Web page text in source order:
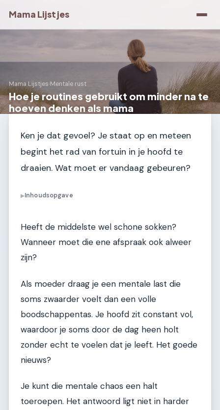
Mama Lijstjes
Mama Lijstjes›Mentale rust
Hoe je routines gebruikt om minder na te
hoeven denken als mama
Ken je dat gevoel? Je staat op en meteen
begint het rad van fortuin in je hoofd te
draaien. Wat moet er vandaag gebeuren?
▶Inhoudsopgave
Heeft de middelste wel schone sokken?
Wanneer moet die ene afspraak ook alweer
zijn?
Als moeder draag je een mentale last die
soms zwaarder voelt dan een volle
boodschappentas. Je hoofd zit constant vol,
waardoor je soms door de dag heen holt
zonder echt te voelen dat je leeft. Het goede
nieuws?
Je kunt die mentale chaos een halt
toeroepen. Het antwoord ligt niet in harder